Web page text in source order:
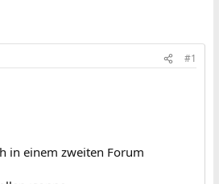
#1
in einem zweiten Forum